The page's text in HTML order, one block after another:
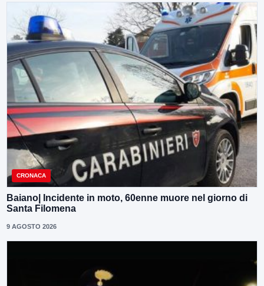
CRONACA
Baiano| Incidente in moto, 60enne muore nel giorno di
Santa Filomena
9 AGOSTO 2026